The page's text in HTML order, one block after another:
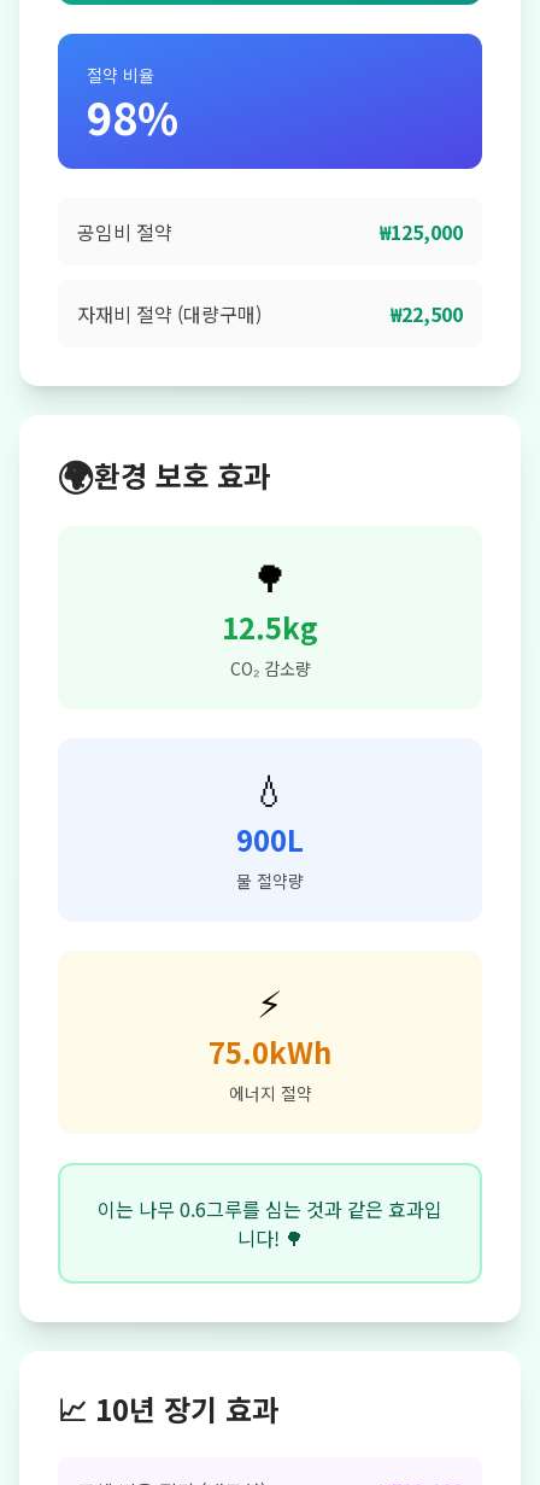
절약 비율
98%
공임비 절약 ₩125,000
자재비 절약 (대량구매) ₩22,500
🌍환경 보호 효과
🌳
12.5kg
CO₂ 감소량
💧
900L
물 절약량
⚡
75.0kWh
에너지 절약
이는 나무 0.6그루를 심는 것과 같은 효과입
니다! 🌳
📈 10년 장기 효과